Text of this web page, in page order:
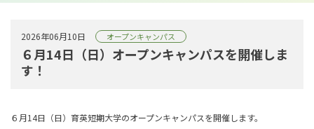
６月14日（日）オープンキャンパスを開催しま
す！
2026年06月10日 オープンキャンパス
６月14日（日）育英短期大学のオープンキャンパスを開催します。